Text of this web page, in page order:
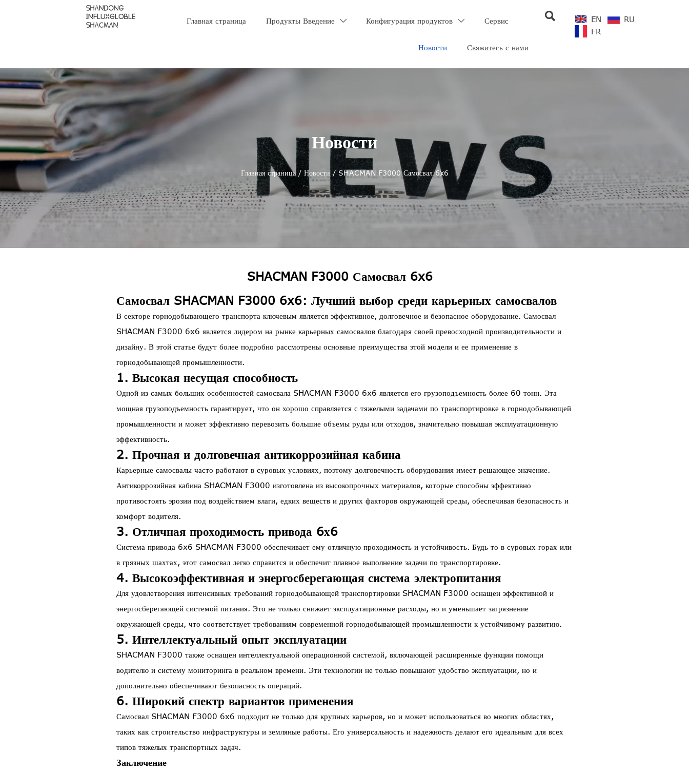
Главная страница Продукты Введение  Конфигурация продуктов  Сервис
Новости Свяжитесь с нами
 EN
RU
FR
Новости
Главная страница/Новости/ SHACMAN F3000 Самосвал 6x6
SHACMAN F3000 Самосвал 6x6
Самосвал SHACMAN F3000 6x6: Лучший выбор среди карьерных самосвалов
В секторе горнодобывающего транспорта ключевым является эффективное, долговечное и безопасное оборудование. Самосвал
SHACMAN F3000 6x6 является лидером на рынке карьерных самосвалов благодаря своей превосходной производительности и
дизайну. В этой статье будут более подробно рассмотрены основные преимущества этой модели и ее применение в
горнодобывающей промышленности.
1. Высокая несущая способность
Одной из самых больших особенностей самосвала SHACMAN F3000 6x6 является его грузоподъемность более 60 тонн. Эта
мощная грузоподъемность гарантирует, что он хорошо справляется с тяжелыми задачами по транспортировке в горнодобывающей
промышленности и может эффективно перевозить большие объемы руды или отходов, значительно повышая эксплуатационную
эффективность.
2. Прочная и долговечная антикоррозийная кабина
Карьерные самосвалы часто работают в суровых условиях, поэтому долговечность оборудования имеет решающее значение.
Антикоррозийная кабина SHACMAN F3000 изготовлена из высокопрочных материалов, которые способны эффективно
противостоять эрозии под воздействием влаги, едких веществ и других факторов окружающей среды, обеспечивая безопасность и
комфорт водителя.
3. Отличная проходимость привода 6х6
Система привода 6x6 SHACMAN F3000 обеспечивает ему отличную проходимость и устойчивость. Будь то в суровых горах или
в грязных шахтах, этот самосвал легко справится и обеспечит плавное выполнение задачи по транспортировке.
4. Высокоэффективная и энергосберегающая система электропитания
Для удовлетворения интенсивных требований горнодобывающей транспортировки SHACMAN F3000 оснащен эффективной и
энергосберегающей системой питания. Это не только снижает эксплуатационные расходы, но и уменьшает загрязнение
окружающей среды, что соответствует требованиям современной горнодобывающей промышленности к устойчивому развитию.
5. Интеллектуальный опыт эксплуатации
SHACMAN F3000 также оснащен интеллектуальной операционной системой, включающей расширенные функции помощи
водителю и систему мониторинга в реальном времени. Эти технологии не только повышают удобство эксплуатации, но и
дополнительно обеспечивают безопасность операций.
6. Широкий спектр вариантов применения
Самосвал SHACMAN F3000 6x6 подходит не только для крупных карьеров, но и может использоваться во многих областях,
таких как строительство инфраструктуры и земляные работы. Его универсальность и надежность делают его идеальным для всех
типов тяжелых транспортных задач.
Заключение